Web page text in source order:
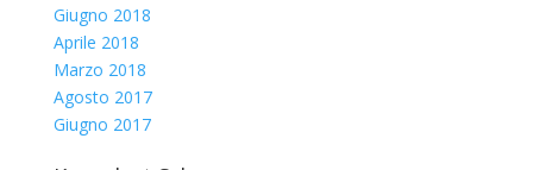
Giugno 2018
Aprile 2018
Marzo 2018
Agosto 2017
Giugno 2017